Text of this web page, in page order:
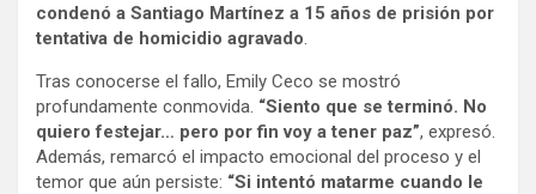
condenó a Santiago Martínez a 15 años de prisión por
tentativa de homicidio agravado.
Tras conocerse el fallo, Emily Ceco se mostró
profundamente conmovida. “Siento que se terminó. No
quiero festejar… pero por fin voy a tener paz”, expresó.
Además, remarcó el impacto emocional del proceso y el
temor que aún persiste: “Si intentó matarme cuando le